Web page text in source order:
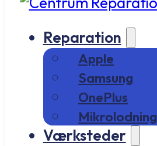
Reparation
Apple
Samsung
OnePlus
Mikrolodning
Værksteder